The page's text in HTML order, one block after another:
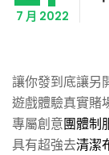
7 月 2022
讓你發到底讓另
遊戲體驗真實賭
專屬創意團體制
具有超強去清潔